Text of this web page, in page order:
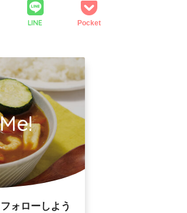
LINE Pocket
ォローしよう